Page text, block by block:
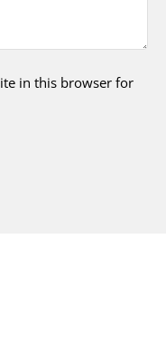
in this browser for